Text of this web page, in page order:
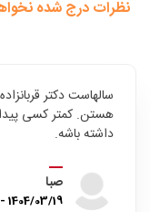
نظرات درج شده
سالهاست دکتر
هستن. کمتر کسی
داشته باشه.
صبا
1404/03/19 - 13:44